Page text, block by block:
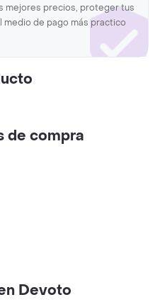
mejores precios, proteger tus
medio de pago más practico
de compra
Devoto